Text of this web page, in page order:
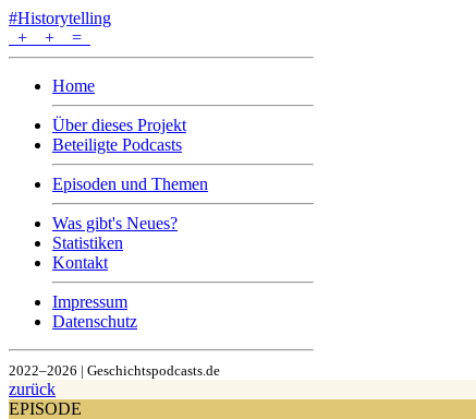
#Historytelling
+
+ =
Home
Über dieses Projekt
Beteiligte Podcasts
Episoden und Themen
Was gibt's Neues?
Statistiken
Kontakt
Impressum
Datenschutz
2022–2026 | Geschichtspodcasts.de
zurück
EPISODE